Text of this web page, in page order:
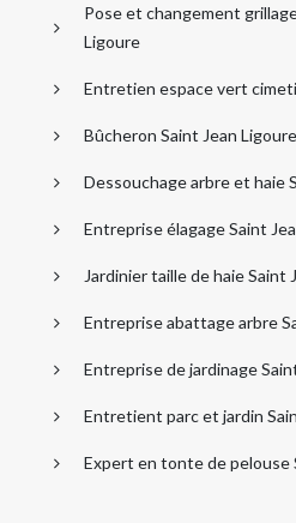
Pose et changement
Ligoure
Entretien espace vert
Bûcheron Saint Jean Ligoure
Dessouchage arbre et haie
Entreprise élagage Saint
Jardinier taille de haie Saint
Entreprise abattage arbre
Entreprise de jardinage
Entretient parc et jardin
Expert en tonte de pelouse